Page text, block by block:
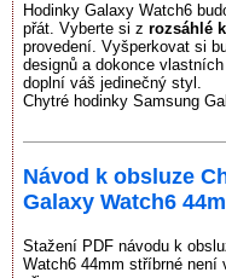
Hodinky Galaxy Watch6
přát. Vyberte si z rozsáhlé
provedení. Vyšperkovat si
designů a dokonce
doplní váš jedinečný styl.
Chytré hodinky Samsung
Návod k obsluze
Galaxy Watch6
Stažení PDF návodu k
Watch6 44mm stříbrné není